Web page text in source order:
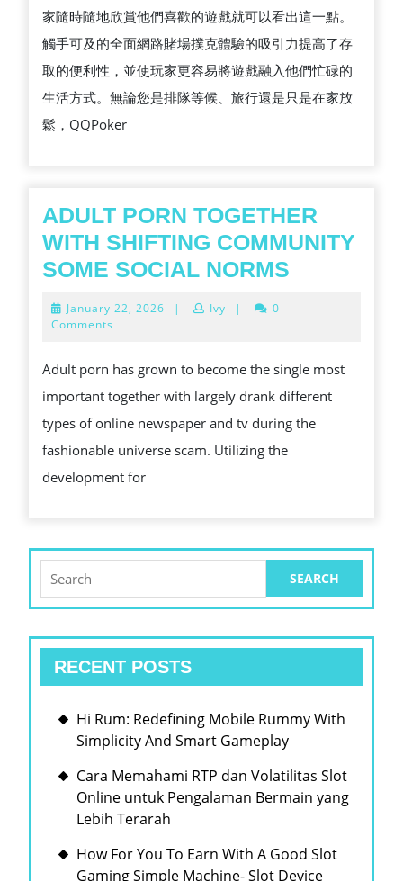
家隨時隨地欣賞他們喜歡的遊戲就可以看出這一點。
觸手可及的全面網路賭場撲克體驗的吸引力提高了存
取的便利性，並使玩家更容易將遊戲融入他們忙碌的
生活方式。無論您是排隊等候、旅行還是只是在家放
鬆，QQPoker
ADULT PORN TOGETHER
WITH SHIFTING COMMUNITY
SOME SOCIAL NORMS
SHIFTING
SOME
January 22, 2026 January
| Ivy |
0
Comments
Adult porn has grown to become the single most
important together with largely drank different
types of online newspaper and tv during the
fashionable universe scam. Utilizing the
development for
for:
RECENT POSTS
Hi Rum: Redefining Mobile Rummy With
Simplicity And Smart Gameplay
Cara Memahami RTP dan Volatilitas Slot
Online untuk Pengalaman Bermain yang
Lebih Terarah
How For You To Earn With A Good Slot
Gaming Simple Machine- Slot Device